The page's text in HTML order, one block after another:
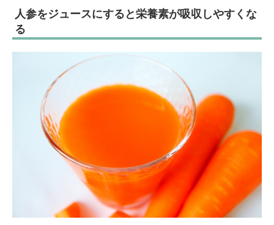
人参をジュースにすると栄養素が吸収しやすくな
る